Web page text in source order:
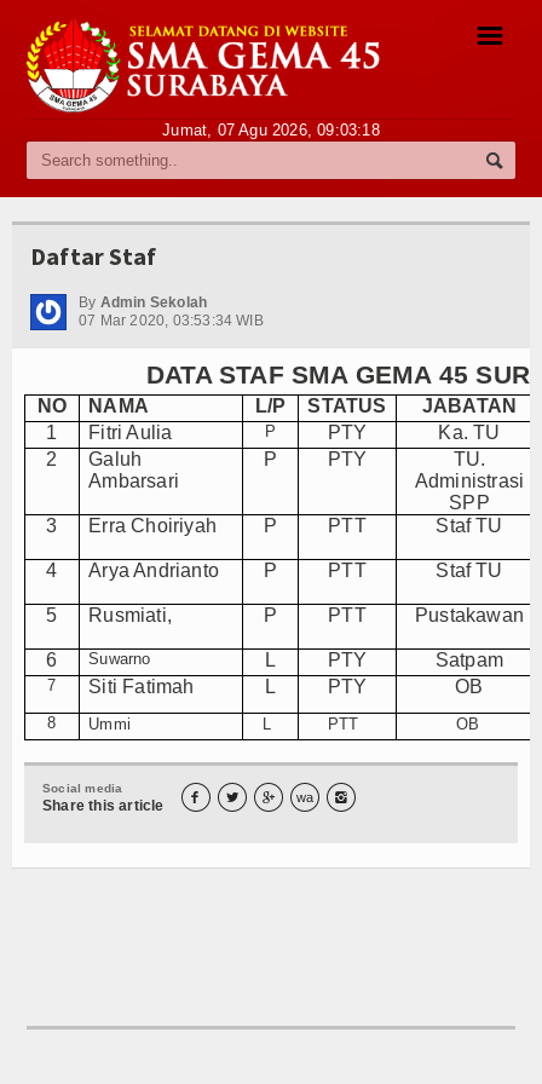
Profile
Sambutan Kepala Sekolah
Sejarah Singkat
Visi dan Misi
Pegawai
Daftar Guru
Daftar Staf
Program Sekolah
Kurikulum
Kesiswaan
Humas
Agenda
☰
Jumat, 07 Agu 2026,09:03:19
Daftar Staf
By Admin Sekolah
07 Mar 2020, 03:53:34 WIB
DATA STAF SMA GEMA 45
NO NAMA L/P STATUS
JABATAN
1
Fitri Aulia P PTY
Ka. TU
2
Galuh
Ambarsari
P PTY
TU.
Administrasi
SPP
3
Erra Choiriyah P PTT Staf TU
4 Arya Andrianto P PTT Staf TU
5 Rusmiati, P PTT Pustakawan
6 Suwarno L PTY Satpam
7 Siti Fatimah L PTY OB
8 Ummi L PTT OB
Social media
Share this article    wa 